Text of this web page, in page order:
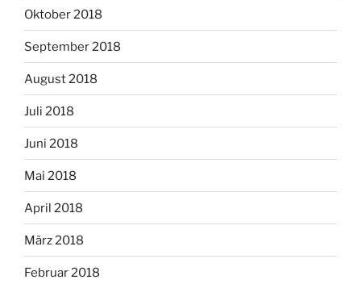
Oktober 2018
September 2018
August 2018
Juli 2018
Juni 2018
Mai 2018
April 2018
März 2018
Februar 2018